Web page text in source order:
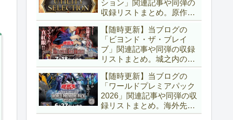
に加え、「レイズ・ムー
ン」や「異解△」も登
場！！【遊戯王OCG】
ション」関連記事や同弾の
収録リストまとめ。原作の
名シーンや懐かしの人気モ
ンスターをイメージした新
規カードが多数登場！！ま
た、「ドミナス」などの豪
華再録にも注目ですね～。
【遊戯王OCG】
【随時更新】当ブログの
「ビヨンド・ザ・ブレイ
ブ」関連記事や同弾の収録
リストまとめ。城之内のカ
ードたちが『時の黒魔術
師』関連となってリメイ
ク！！さらに、「Ｄ－ＨＥ
ＲＯ」の『幽獄の時計塔』
も待望のリメイクです！！
【随時更新】当ブログの
「ワールドプレミアパック
2026」関連記事や同弾の収
録リストまとめ。海外先行
カードが例年より早く来